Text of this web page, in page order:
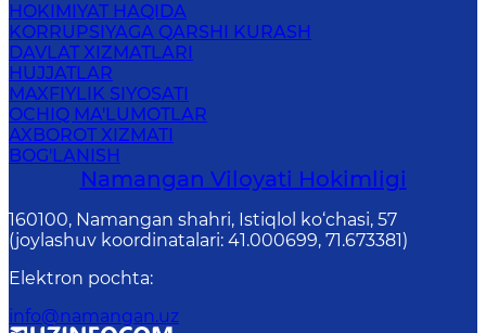
HOKIMIYAT HAQIDA
KORRUPSIYAGA QARSHI KURASH
DAVLAT XIZMATLARI
HUJJATLAR
MAXFIYLIK SIYOSATI
OCHIQ MA'LUMOTLAR
AXBOROT XIZMATI
BOG'LANISH
Namangan Vilоyati Hоkimligi
160100, Nаmаngаn shаhri, Istiqlol ko‘chаsi, 57
(joylashuv koordinatalari: 41.000699, 71.673381)
Elektron pochta:
info@namangan.uz